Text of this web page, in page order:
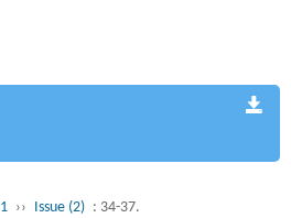
›› Issue (2) : 34-37.